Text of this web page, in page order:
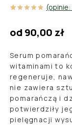
onopinie
(opinie:
od 90,00 zł
Serum
witaminami to
regeneruje,
nie zawiera
pomarańczą i
potwierdziły
pielęgnacji